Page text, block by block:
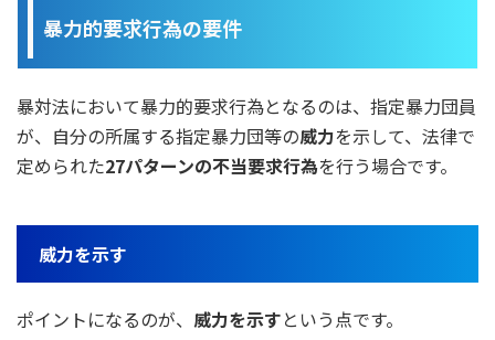
暴力的要求行為の要件
暴対法において暴力的要求行為となるのは、指定暴力団員
が、自分の所属する指定暴力団等の威力を示して、法律で
定められた27パターンの不当要求行為を行う場合です。
威力を示す
ポイントになるのが、 威力を示すという点です。